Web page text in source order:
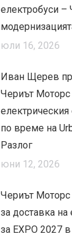
електробуси –
юли 16, 2026
Иван Щерев
Чериът
по време на
Разлог
юни 12, 2026
Чериът
за доставка на
за EXPO 2027